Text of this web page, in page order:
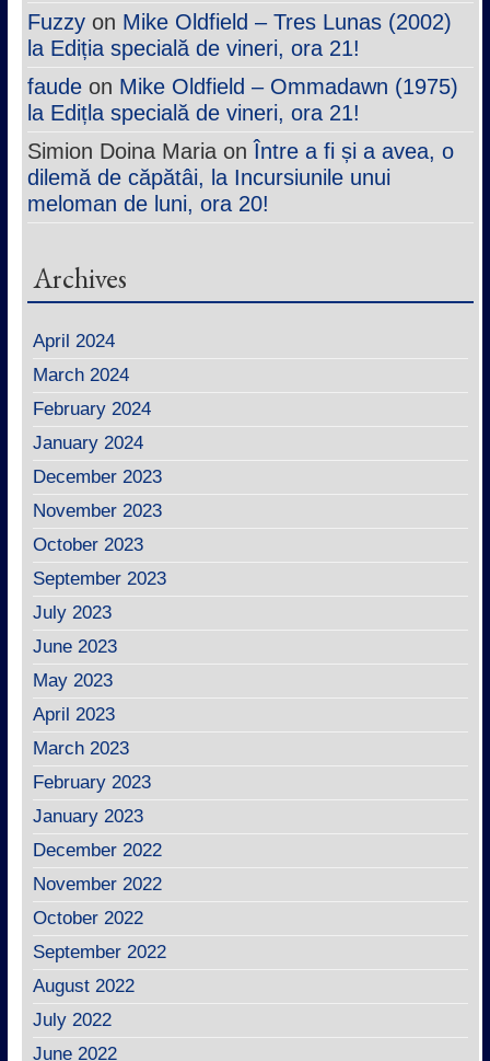
Fuzzyon Mike Oldfield – Tres Lunas (2002)
la Ediția specială de vineri, ora 21!
faudeon Mike Oldfield – Ommadawn (1975)
la Edițla specială de vineri, ora 21!
Simion Doina MariaonÎntre a fi și a avea, o
dilemă de căpătâi, la Incursiunile unui
meloman de luni, ora 20!
Archives
April 2024
March 2024
February 2024
January 2024
December 2023
November 2023
October 2023
September 2023
July 2023
June 2023
May 2023
April 2023
March 2023
February 2023
January 2023
December 2022
November 2022
October 2022
September 2022
August 2022
July 2022
June 2022